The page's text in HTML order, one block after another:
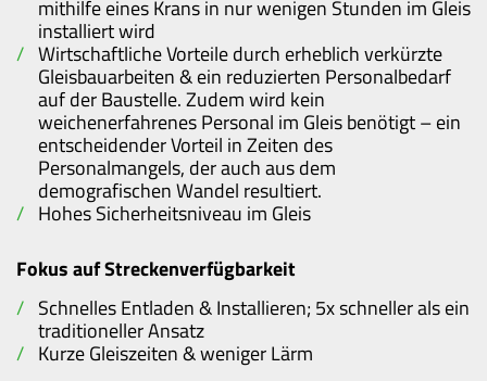
mithilfe eines Krans in nur wenigen Stunden im Gleis
installiert wird
Wirtschaftliche Vorteile durch erheblich verkürzte
Gleisbauarbeiten & ein reduzierten Personalbedarf
auf der Baustelle. Zudem wird kein
weichenerfahrenes Personal im Gleis benötigt – ein
entscheidender Vorteil in Zeiten des
Personalmangels, der auch aus dem
demografischen Wandel resultiert.
Hohes Sicherheitsniveau im Gleis
Fokus auf Streckenverfügbarkeit
Schnelles Entladen & Installieren; 5x schneller als ein
traditioneller Ansatz
Kurze Gleiszeiten & weniger Lärm